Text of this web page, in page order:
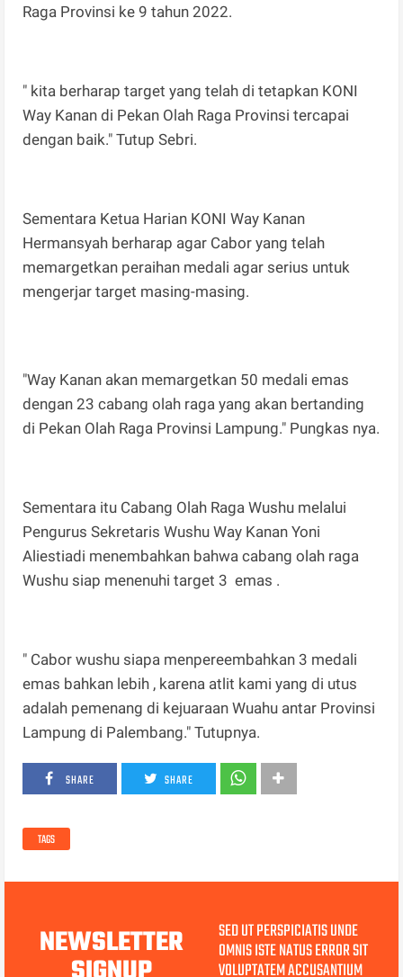
Raga Provinsi ke 9 tahun 2022.
" kita berharap target yang telah di tetapkan KONI
Way Kanan di Pekan Olah Raga Provinsi tercapai
dengan baik." Tutup Sebri.
Sementara Ketua Harian KONI Way Kanan
Hermansyah berharap agar Cabor yang telah
memargetkan peraihan medali agar serius untuk
mengerjar target masing-masing.
"Way Kanan akan memargetkan 50 medali emas
dengan 23 cabang olah raga yang akan bertanding
di Pekan Olah Raga Provinsi Lampung." Pungkas nya.
Sementara itu Cabang Olah Raga Wushu melalui
Pengurus Sekretaris Wushu Way Kanan Yoni
Aliestiadi menembahkan bahwa cabang olah raga
Wushu siap menenuhi target 3 emas .
" Cabor wushu siapa menpereembahkan 3 medali
emas bahkan lebih , karena atlit kami yang di utus
adalah pemenang di kejuaraan Wuahu antar Provinsi
Lampung di Palembang." Tutupnya.
SHARE SHARE
TAGS
NEWSLETTER SED UT PERSPICIATIS UNDE
OMNIS ISTE NATUS ERROR SIT
VOLUPTATEM ACCUSANTIUM